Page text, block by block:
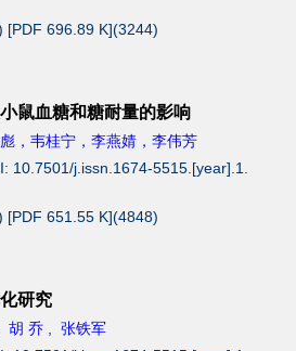
[PDF 696.89 K](3244)
鼠血糖和糖耐量的影响
，韦桂宁，李燕婧，李伟芳
10.7501/j.issn.1674-5515.[year].1.
[PDF 651.55 K](4848)
研究
胡 乔 , 张铁军